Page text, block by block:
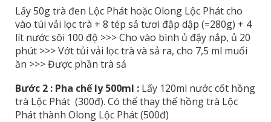
Lấy 50g trà đen Lộc Phát hoặc Olong Lộc Phát cho
vào túi vải lọc trà + 8 tép sả tươi đập dập (=280g) + 4
lít nước sôi 100 độ >>> Cho vào bình ủ đậy nắp, ủ 20
phút >>> Vớt tủi vải lọc trà và sả ra, cho 7,5 ml muối
ăn >>> Được phần trà sả
Bước 2 : Pha chế ly 500ml : Lấy 120ml nước cốt hồng
trà Lộc Phát (300đ). Có thể thay thế hồng trà Lộc
Phát thành Olong Lộc Phát (500đ)